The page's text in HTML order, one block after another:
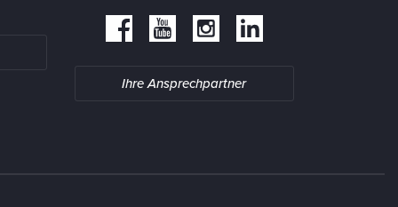
Ihre Ansprechpartner